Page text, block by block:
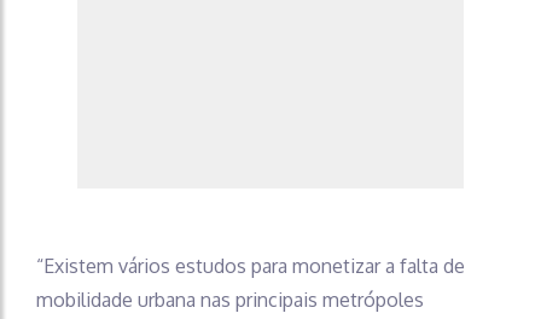
“Existem vários estudos para monetizar a falta de
mobilidade urbana nas principais metrópoles